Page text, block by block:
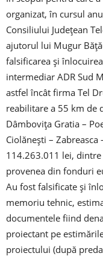
organizat, în cursul
Consiliului Județean
ajutorul lui Mugur
falsificarea și
intermediar ADR Sud
astfel încât firma Tel
reabilitare a 55 km de
Dâmbovița Gratia –
Ciolănești –
114.263.011 lei,
provenea din fonduri
Au fost falsificate și
memoriu tehnic,
documentele fiind
proiectant pe
proiectului (după